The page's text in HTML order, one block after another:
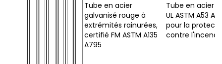
Tube en acier
galvanisé rouge à
extrémités rainurées,
certifié FM ASTM A135
A795
Tube en acier
UL ASTM A53
pour la
contre